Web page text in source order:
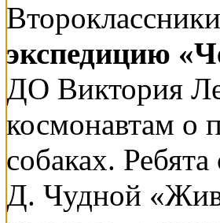
экспедицию
ДО Виктория
космонавтам о
собаках.
Д. Чудной